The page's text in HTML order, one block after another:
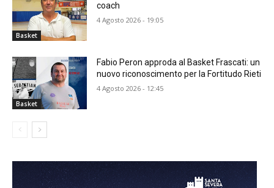
Basket
coach
4 Agosto 2026 - 19:05
Basket
Fabio Peron approda al Basket Frascati: un
nuovo riconoscimento per la Fortitudo Rieti
4 Agosto 2026 - 12:45